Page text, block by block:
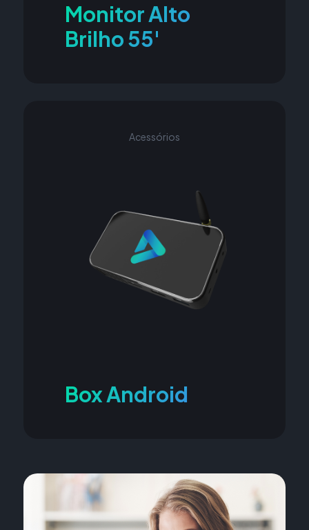
Monitor Alto
Brilho 55'
Acessórios
Box Android